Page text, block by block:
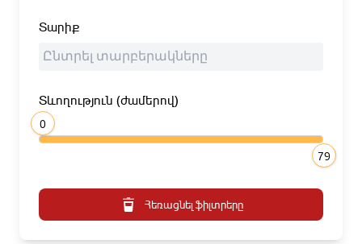
Տարիք
Տևողություն (ժամերով)
0
79
Հեռացնել ֆիլտրերը